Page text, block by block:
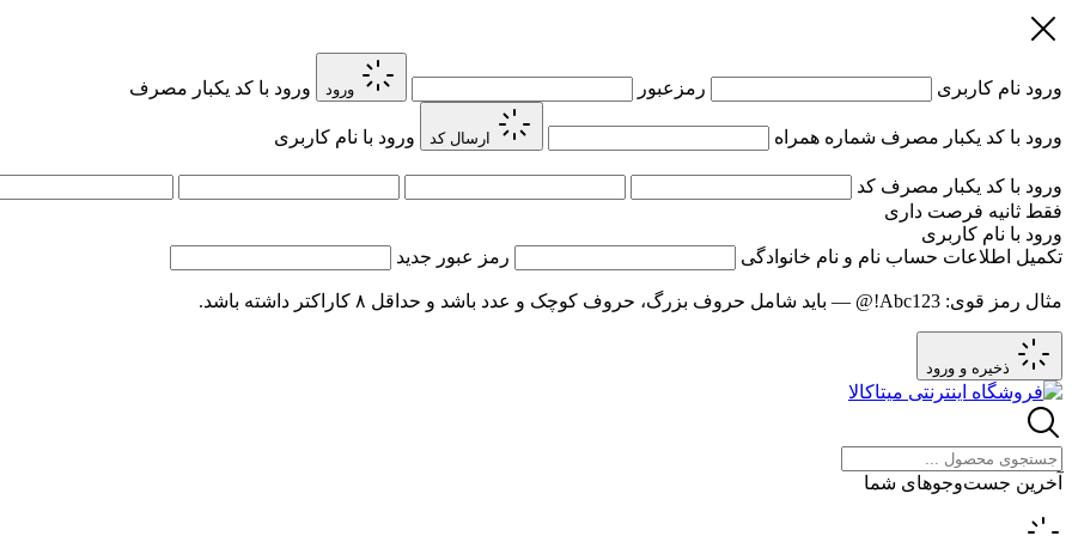
ورود نام کاربری رمزعبور ورود ورود با کد یکبار مصرف
ورود با کد یکبار مصرف شماره همراه ارسال کد ورود با نام کاربری
ورود با کد یکبار مصرف کد
فقط ثانیه فرصت داری
ورود با نام کاربری
تکمیل اطلاعات حساب نام و نام خانوادگی رمز عبور جدید
مثال رمز قوی: Abc123!@ — باید شامل حروف بزرگ، حروف کوچک و عدد باشد و حداقل ۸ کاراکتر داشته باشد.
ذخیره و ورود
آخرین جست‌وجوهای شما